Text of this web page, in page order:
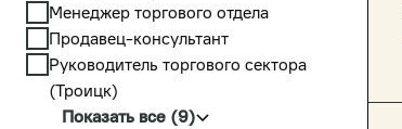
Менеджер торгового отдела
Продавец-консультант
Руководитель торгового сектора
(Троицк)
Показать все (9)